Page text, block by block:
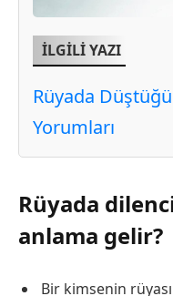
İLGİLİ YAZI
Rüyada
Yorumları
Rüyada
anlama gelir?
Bir kimsenin